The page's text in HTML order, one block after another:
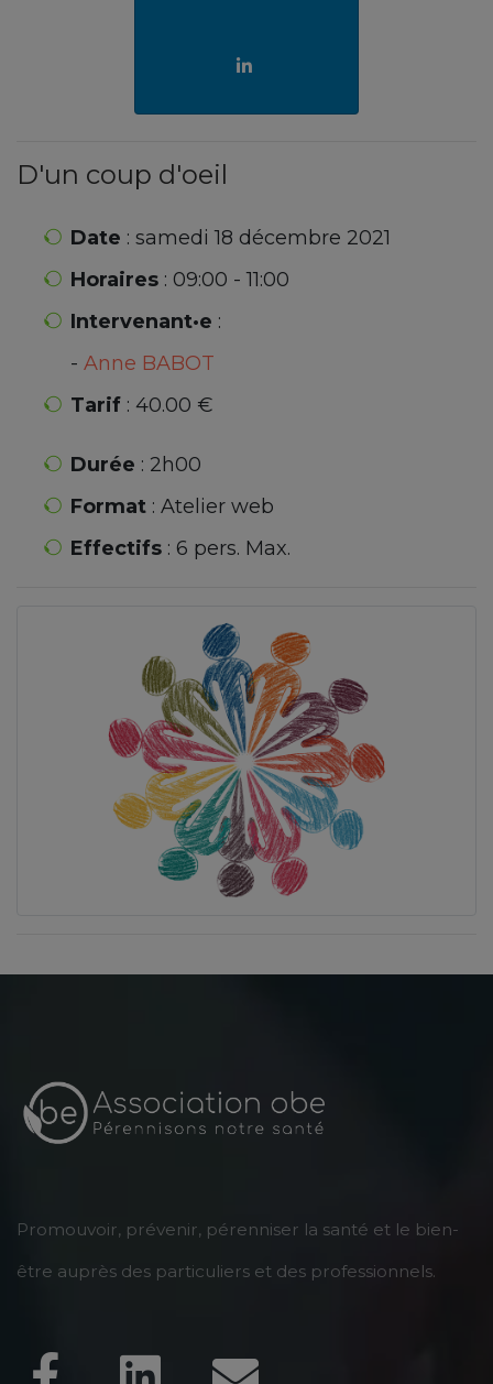
D'un coup d'oeil
Date : samedi 18 décembre 2021
Horaires : 09:00 - 11:00
Intervenant·e :
- Anne BABOT
Tarif : 40.00 €
Durée : 2h00
Format : Atelier web
Effectifs : 6 pers. Max.
Promouvoir, prévenir, pérenniser la santé et le bien-
être auprès des particuliers et des professionnels.